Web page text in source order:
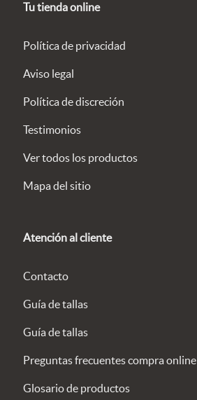
Tu tienda online
Política de privacidad
Aviso legal
Política de discreción
Testimonios
Ver todos los productos
Mapa del sitio
Atención al cliente
Contacto
Guía de tallas
Guía de tallas
Preguntas frecuentes compra online
Glosario de productos